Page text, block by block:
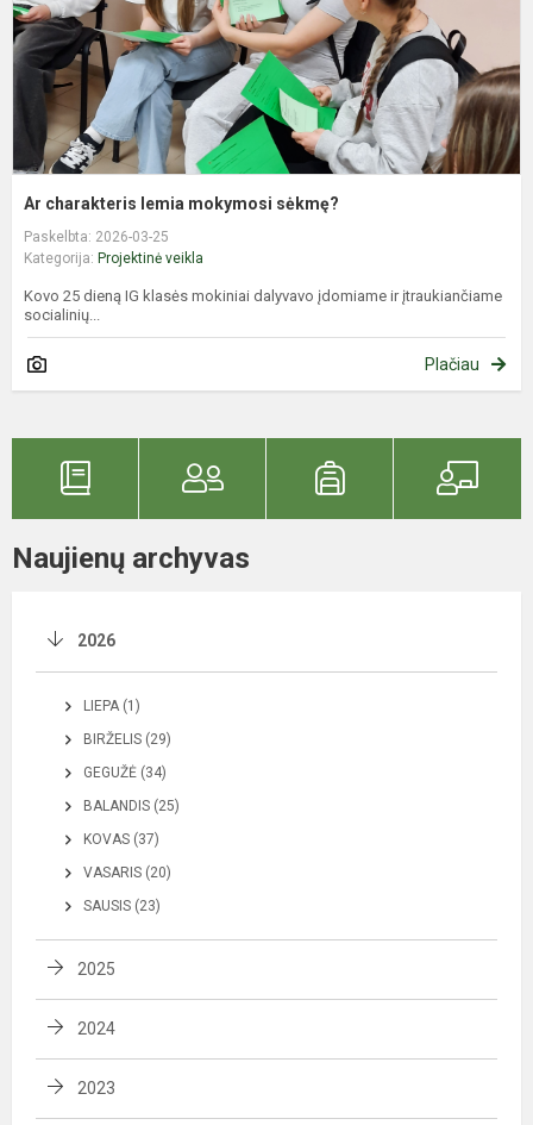
Ar charakteris lemia mokymosi sėkmę?
Paskelbta: 2026-03-25
Kategorija: Projektinė veikla
Kovo 25 dieną IG klasės mokiniai dalyvavo įdomiame ir įtraukiančiame
socialinių...
Plačiau
Naujienų archyvas
2026
LIEPA (1)
BIRŽELIS (29)
GEGUŽĖ (34)
BALANDIS (25)
KOVAS (37)
VASARIS (20)
SAUSIS (23)
2025
2024
2023